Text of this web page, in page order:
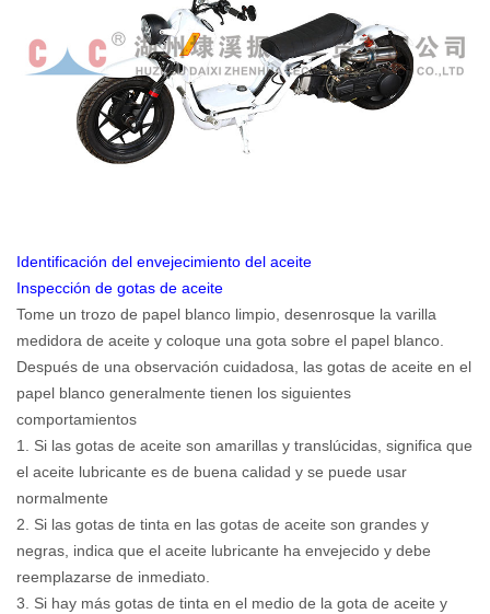
Identificación del envejecimiento del aceite
Inspección de gotas de aceite
Tome un trozo de papel blanco limpio, desenrosque la varilla
medidora de aceite y coloque una gota sobre el papel blanco.
Después de una observación cuidadosa, las gotas de aceite en el
papel blanco generalmente tienen los siguientes
comportamientos
1. Si las gotas de aceite son amarillas y translúcidas, significa que
el aceite lubricante es de buena calidad y se puede usar
normalmente
2. Si las gotas de tinta en las gotas de aceite son grandes y
negras, indica que el aceite lubricante ha envejecido y debe
reemplazarse de inmediato.
3. Si hay más gotas de tinta en el medio de la gota de aceite y